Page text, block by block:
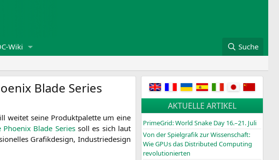
Wiki Suche
Blade Series
wei­tet sei­ne Pro­dukt­pa­let­te um eine
Phoe­nix Bla­de Seriessoll es sich laut
Gra­fik­de­sign, Indus­trie­de­sign
AKTUELLE ARTIKEL
PrimeGrid: World Snake Day 16.–21. Juli
Von der Spielgrafik zur Wissenschaft:
Wie GPUs das Distributed Computing
revolutionierten